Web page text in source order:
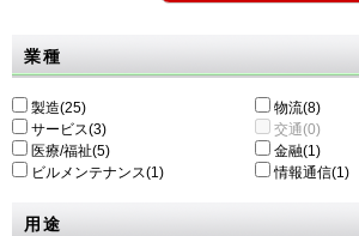
業種
製造(25) 物流(8)
サービス(3)
交通(0)
医療/福祉(5)
金融(1)
ビルメンテナンス(1)
情報通信(1)
用途